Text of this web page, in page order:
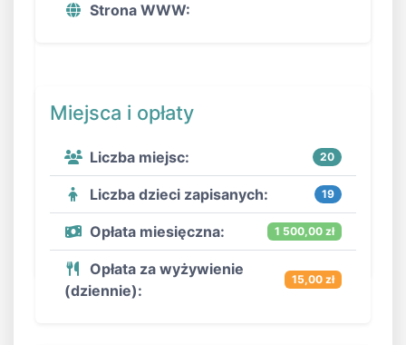
Strona WWW:
Miejsca i opłaty
Liczba miejsc: 20
Liczba dzieci zapisanych: 19
Opłata miesięczna: 1 500,00 zł
Opłata za wyżywienie
(dziennie):
15,00 zł